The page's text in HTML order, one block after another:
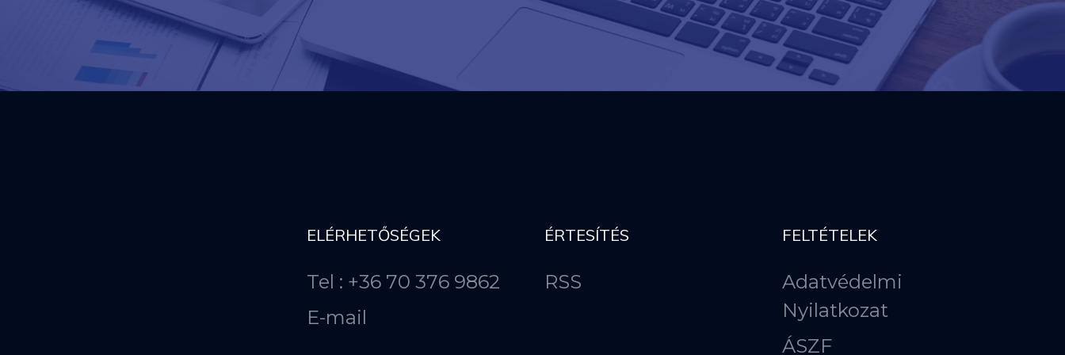
ELÉRHETŐSÉGEK
Tel : +36 70 376 9862
E-mail
ÉRTESÍTÉS
RSS
FELTÉTELEK
Adatvédelmi
Nyilatkozat
ÁSZF